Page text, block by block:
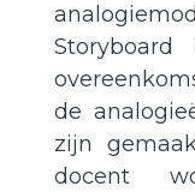
de
zijn
docent